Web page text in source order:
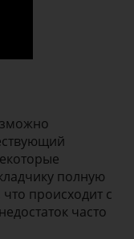
полную
происходит с
часто